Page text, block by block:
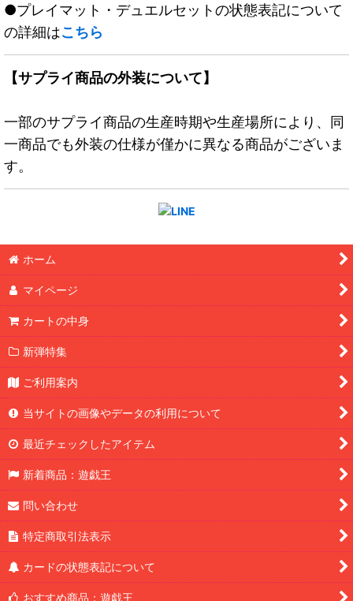
●プレイマット・デュエルセットの状態表記について
の詳細はこちら
【サプライ商品の外装について】
一部のサプライ商品の生産時期や生産場所により、同
一商品でも外装の仕様が僅かに異なる商品がございま
す。
ホーム
マイページ
カートの中身
新弾特集
ご利用案内
当サイトの画像やデータの利用について
最近チェックしたアイテム
新着商品：遊戯王
問い合わせ
特定商取引法表示
カードの状態表記について
おすすめ商品：遊戯王